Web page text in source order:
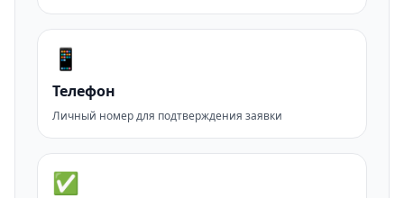
📱
Телефон
Личный номер для подтверждения заявки
✅